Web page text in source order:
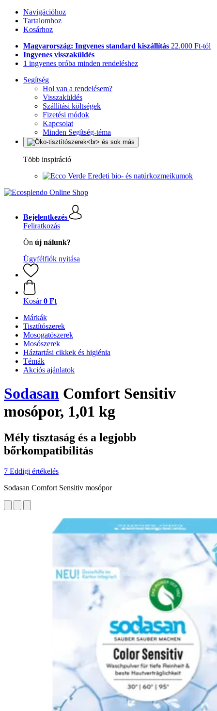
Navigációhoz
Tartalomhoz
Kosárhoz
Magyarország: Ingyenes standard kiszállítás 22.000 Ft-tól
Ingyenes visszaküldés
1 ingyenes próba minden rendeléshez
Segítség
Hol van a rendelésem?
Visszaküldés
Szállítási költségek
Fizetési módok
Kapcsolat
Minden Segítség-téma
Több inspiráció
Eredeti bio- és natúrkozmeikumok
Bejelentkezés
Feliratkozás
Ön új nálunk?
Ügyfélfiók nyitása
Kosár 0 Ft
Márkák
Tisztítószerek
Mosogatószerek
Mosószerek
Háztartási cikkek és higiénia
Témák
Akciós ajánlatok
Sodasan Comfort Sensitiv
mosópor, 1,01 kg
Mély tisztaság és a legjobb
bőrkompatibilitás
7 Eddigi értékelés
Sodasan Comfort Sensitiv mosópor